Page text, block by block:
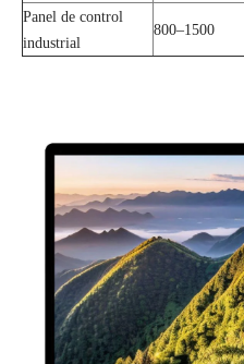
Panel de control
industrial
800–1500